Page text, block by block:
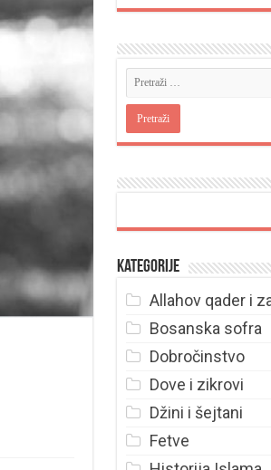
Kategorije
Allahov qader i
Bosanska sofra
Dobročinstvo
Dove i zikrovi
Džini i šejtani
Fetve